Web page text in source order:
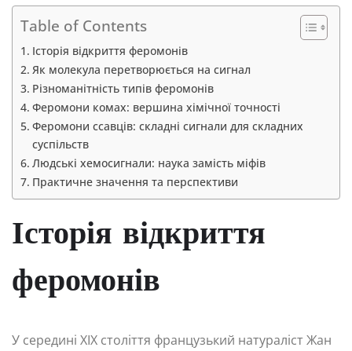
Table of Contents
Історія відкриття феромонів
Як молекула перетворюється на сигнал
Різноманітність типів феромонів
Феромони комах: вершина хімічної точності
Феромони ссавців: складні сигнали для складних
суспільств
Людські хемосигнали: наука замість міфів
Практичне значення та перспективи
Історія відкриття
феромонів
У середині XIX століття французький натураліст Жан